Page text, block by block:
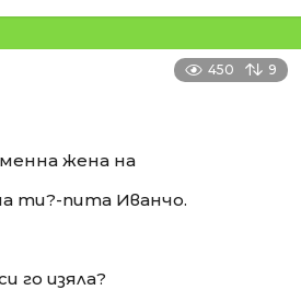
450 9
жена на
ти?-пита Иванчо.
го изяла?